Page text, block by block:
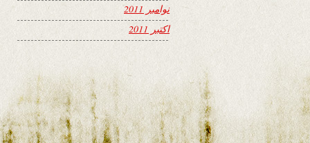
نوامبر 2011
اکتبر 2011